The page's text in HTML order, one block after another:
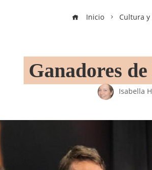
Inicio Cultura y
Ganadores
Isabella